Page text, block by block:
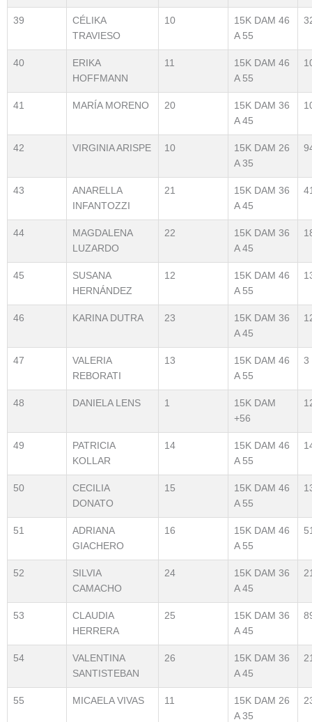
39
CÉLIKA
TRAVIESO
10
15K DAM 46
A 55
40
ERIKA
HOFFMANN
11
15K DAM 46
A 55
41 MARÍA MORENO 20
15K DAM 36
A 45
42 VIRGINIA ARISPE 10
15K DAM 26
A 35
43
ANARELLA
INFANTOZZI
21
15K DAM 36
A 45
44
MAGDALENA
LUZARDO
22
15K DAM 36
A 45
45
SUSANA
HERNÁNDEZ
12
15K DAM 46
A 55
46 KARINA DUTRA 23
15K DAM 36
A 45
47
VALERIA
REBORATI
13
15K DAM 46
A 55
3
48 DANIELA LENS 1
15K DAM
+56
49
PATRICIA
KOLLAR
14
15K DAM 46
A 55
50
CECILIA
DONATO
15
15K DAM 46
A 55
51
ADRIANA
GIACHERO
16
15K DAM 46
A 55
52
SILVIA
CAMACHO
24
15K DAM 36
A 45
53
CLAUDIA
HERRERA
25
15K DAM 36
A 45
54
VALENTINA
SANTISTEBAN
26
15K DAM 36
A 45
55 MICAELA VIVAS 11
15K DAM 26
A 35